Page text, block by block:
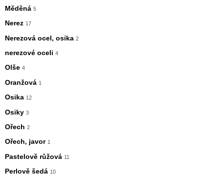
Měděná 5
Nerez 17
Nerezová ocel, osika 2
nerezové oceli 4
Olše 4
Oranžová 1
Osika 12
Osiky 3
Ořech 2
Ořech, javor 1
Pastelově růžová 11
Perlově šedá 10